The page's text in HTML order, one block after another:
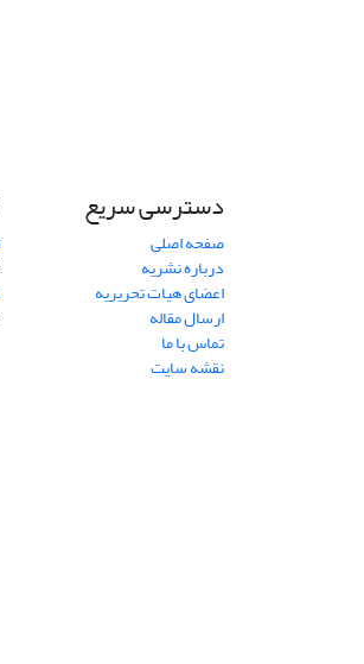
دسترسی سریع
صفحه اصلی
درباره نشریه
اعضای هیات تحریریه
ارسال مقاله
تماس با ما
نقشه سایت